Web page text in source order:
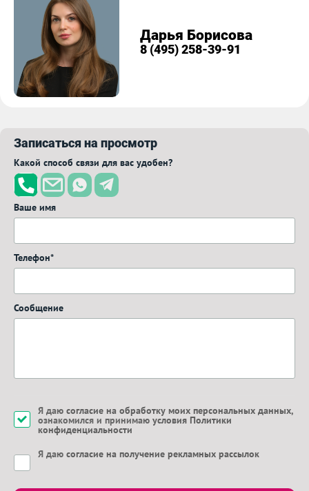
Дарья Борисова
8 (495) 258-39-91
Записаться на просмотр
Какой способ связи для вас удобен?
Ваше имя
Телефон*
Сообщение
Я даю согласие на обработку моих персональных данных,
ознакомился и принимаю условия Политики
конфиденциальности
Я даю согласие на получение рекламных рассылок